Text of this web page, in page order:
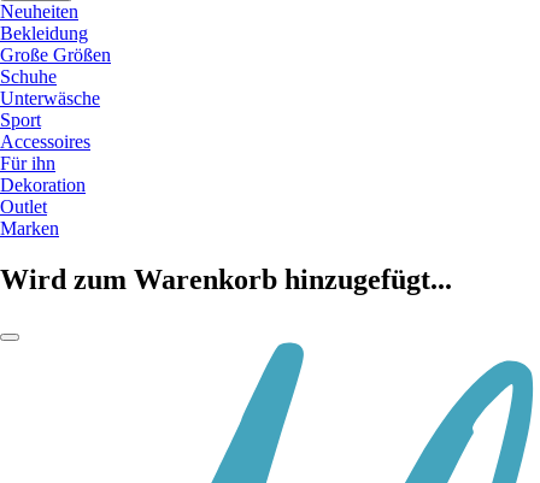
Neuheiten
Bekleidung
Große Größen
Schuhe
Unterwäsche
Sport
Accessoires
Für ihn
Dekoration
Outlet
Marken
Wird zum Warenkorb hinzugefügt...